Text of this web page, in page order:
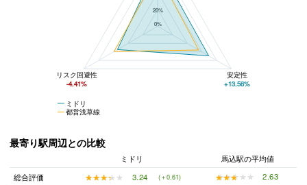
20%
0%
ミドリ
都営浅草線
リスク回避性
-4.41%
安定性
+13.56%
最寄り駅周辺との比較
ミドリ
馬込駅の平均値
総合評価
★★★★★
★★★★★ 3.24 (＋0.61) ★★★★★
★★★★★
2.63